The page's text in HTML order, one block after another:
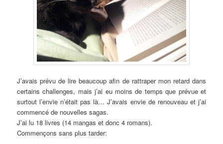
J’avais prévu de lire beaucoup afin de rattraper mon retard dans
certains challenges, mais j’ai eu moins de temps que prévue et
surtout l’envie n’était pas là… J’avais envie de renouveau et j’ai
commencé de nouvelles sagas.
J’ai lu 18 livres (14 mangas et donc 4 romans).
Commençons sans plus tarder: